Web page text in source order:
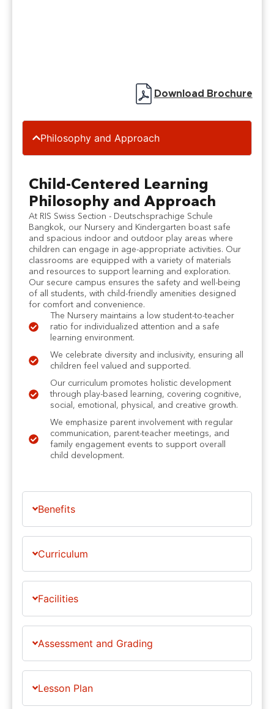
Download Brochure
Philosophy and Approach
Child-Centered Learning
Philosophy and Approach
At RIS Swiss Section - Deutschsprachige Schule
Bangkok, our Nursery and Kindergarten boast safe
and spacious indoor and outdoor play areas where
children can engage in age-appropriate activities. Our
classrooms are equipped with a variety of materials
and resources to support learning and exploration.
Our secure campus ensures the safety and well-being
of all students, with child-friendly amenities designed
for comfort and convenience.
The Nursery maintains a low student-to-teacher
ratio for individualized attention and a safe
learning environment.
We celebrate diversity and inclusivity, ensuring all
children feel valued and supported.
Our curriculum promotes holistic development
through play-based learning, covering cognitive,
social, emotional, physical, and creative growth.
We emphasize parent involvement with regular
communication, parent-teacher meetings, and
family engagement events to support overall
child development.
Benefits
Curriculum
Facilities
Assessment and Grading
Lesson Plan